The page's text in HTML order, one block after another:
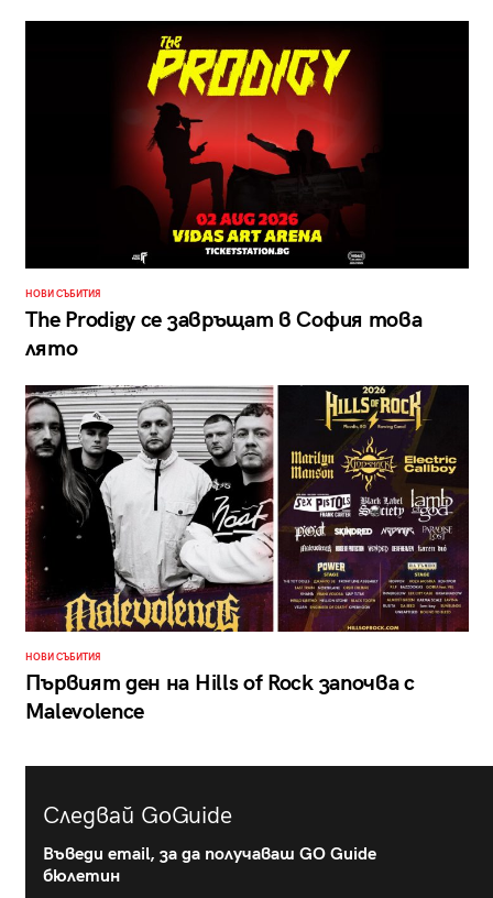
НОВИ СЪБИТИЯ
The Prodigy се завръщат в София това
лято
НОВИ СЪБИТИЯ
Първият ден на Hills of Rock започва с
Malevolence
Следвай GoGuide
Въведи email, за да получаваш GO Guide
бюлетин